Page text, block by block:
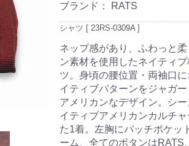
ブランド： RATS
シャツ [ 23RS-0309A ]
ネップ感があり、ふわっと
ン素材を使用したネイティ
ツ。身頃の腰位置・両袖口
イティブパターンをジャガ
アメリカンなデザイン。シ
イティブアメリカンカルチ
た1着。左胸にパッチポケッ
ーム、全てのボタンはRATS